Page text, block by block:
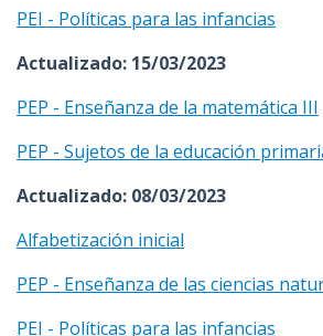
PEI - Políticas para las infancias
Actualizado: 15/03/2023
PEP - Enseñanza de la matemática III
PEP - Sujetos de la educación
Actualizado: 08/03/2023
Alfabetización inicial
PEP - Enseñanza de las ciencias
PEI - Políticas para las infancias